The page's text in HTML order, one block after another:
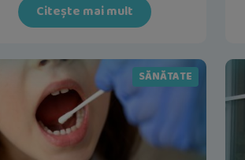
Citește mai mult
SĂNĂTATE